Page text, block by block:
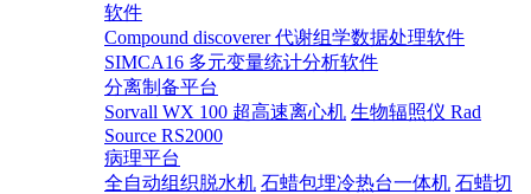
软件
Compound discoverer 代谢组学数据处理软件
SIMCA16 多元变量统计分析软件
分离制备平台
Sorvall WX 100 超高速离心机 生物辐照仪 Rad
Source RS2000
病理平台
全自动组织脱水机 石蜡包埋冷热台一体机 石蜡切